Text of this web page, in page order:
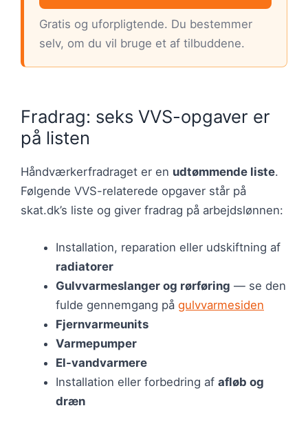
Gratis og uforpligtende. Du bestemmer
selv, om du vil bruge et af tilbuddene.
Fradrag: seks VVS-opgaver er
på listen
Håndværkerfradraget er en udtømmende liste.
Følgende VVS-relaterede opgaver står på
skat.dk’s liste og giver fradrag på arbejdslønnen:
Installation, reparation eller udskiftning af
radiatorer
Gulvvarmeslanger og rørføring — se den
fulde gennemgang på gulvvarmesiden
Fjernvarmeunits
Varmepumper
El-vandvarmere
Installation eller forbedring af afløb og
dræn